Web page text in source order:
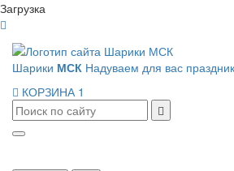
Загрузка
Шарики МСК Надуваем для вас
КОРЗИНА 1